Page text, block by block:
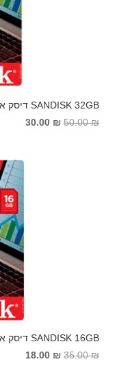
SANDISK 32GB דיסק און קי
50.00₪
המחיר
30.00 ₪
המחיר
30.00 ₪.
SANDISK 16GB דיסק און קי
35.00₪
המחיר
18.00 ₪
המחיר